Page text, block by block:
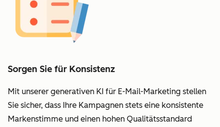
Sorgen Sie für Konsistenz
Mit unserer generativen KI für E-Mail-Marketing stellen
Sie sicher, dass Ihre Kampagnen stets eine konsistente
Markenstimme und einen hohen Qualitätsstandard